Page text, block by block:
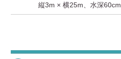
縦3m × 横25m、水深60cm